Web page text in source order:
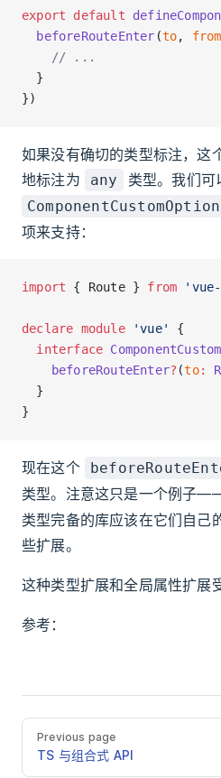
export default
  beforeRouteEnter
(to, from
    // ...
  }
})
如果没有确切的类型标注，这
地标注为
any 类型。我们可
项来支持：
import { Route } from
declare module 'vue'
{
  interface
    beforeRouteEnter
? (to:
  }
}
现在这个
类型。注意这只是一个例子
类型完备的库应该在它们自己
些扩展。
这种类型扩展和全局属性扩展
参考：
Previous page
TS 与组合式 API